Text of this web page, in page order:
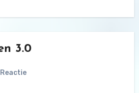
3.0
Reactie